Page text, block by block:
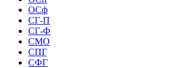
ОСф
СГ-П
СГ-Ф
СМО
СПГ
СФГ